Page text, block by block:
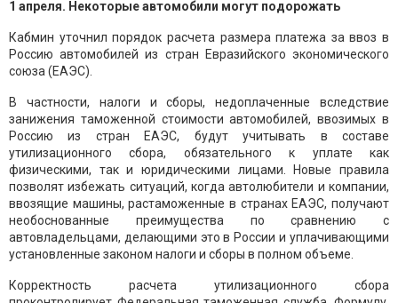
1 апреля. Некоторые автомобили могут подорожать
Кабмин уточнил порядок расчета размера платежа за ввоз в
Россию автомобилей из стран Евразийского экономического
союза (ЕАЭС).
В частности, налоги и сборы, недоплаченные вследствие
занижения таможенной стоимости автомобилей, ввозимых в
Россию из стран ЕАЭС, будут учитывать в составе
утилизационного сбора, обязательного к уплате как
физическими, так и юридическими лицами. Новые правила
позволят избежать ситуаций, когда автолюбители и компании,
ввозящие машины, растаможенные в странах ЕАЭС, получают
необоснованные преимущества по сравнению с
автовладельцами, делающими это в России и уплачивающими
установленные законом налоги и сборы в полном объеме.
Корректность расчета утилизационного сбора